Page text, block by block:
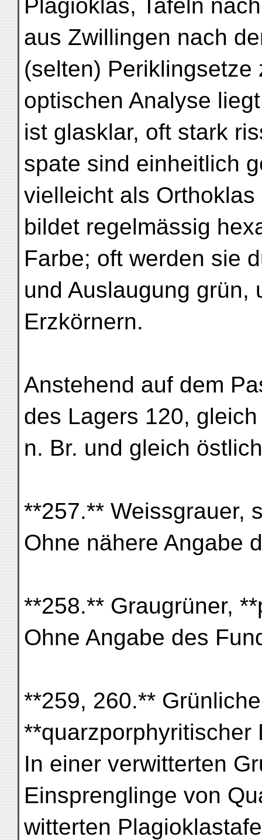
Plagioklas, Tafeln
aus Zwillingen nach
(selten) Periklingsetze
optischen Analyse
ist glasklar, oft stark
spate sind einheitlich
vielleicht als
bildet regelmässig
Farbe; oft werden sie
und Auslaugung grün,
Erzkörnern.
Anstehend auf dem
des Lagers 120,
n. Br. und gleich
**257.** Weissgrauer,
Ohne nähere Angabe
**258.** Graugrüner,
Ohne Angabe des
**259, 260.**
**quarzporphyritischer
In einer verwitterten
Einsprenglinge von
witterten